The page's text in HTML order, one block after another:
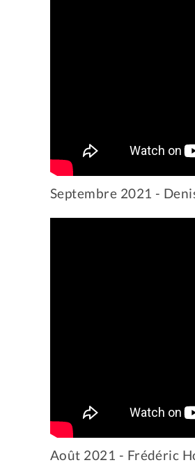
Septembre 2021 -
Août 2021 - Frédéric